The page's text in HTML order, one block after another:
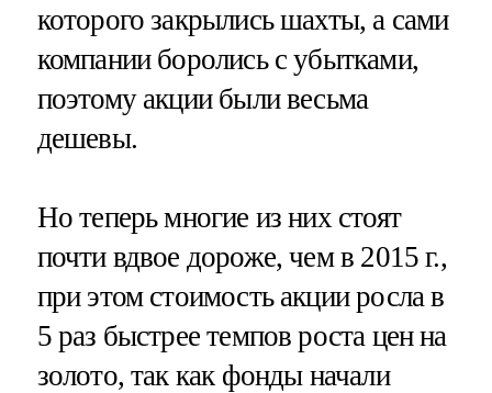
которого закрылись шахты, а сами
компании боролись с убытками,
поэтому акции были весьма
дешевы.
Но теперь многие из них стоят
почти вдвое дороже, чем в 2015 г.,
при этом стоимость акции росла в
5 раз быстрее темпов роста цен на
золото, так как фонды начали